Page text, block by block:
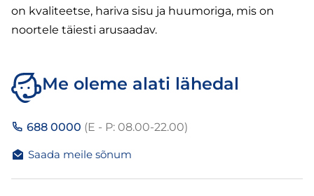
Pood
Kontaktid
on kvaliteetse, hariva sisu ja huumoriga, mis on
noortele täiesti arusaadav.
Me oleme alati lähedal
688 0000 (E - P: 08.00-22.00)
Saada meile sõnum